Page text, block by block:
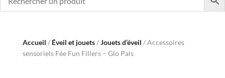
Accueil / Éveil et jouets/Jouets d’éveil / Accessoires
sensoriels Fée Fun Fillers – Glo Pals